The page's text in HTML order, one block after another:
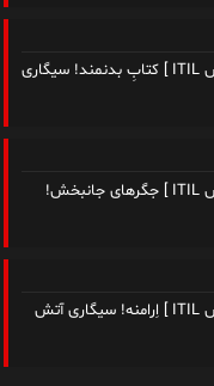
هادی احمدی (سروش): [ نویسنده، شاعر و مدرس ITIL ] کتابِ بدنمند! سیگاری
هادی احمدی (سروش): [ نویسنده، شاعر و مدرس ITIL ] جگرهای جانبخش!
هادی احمدی (سروش): [ نویسنده، شاعر و مدرس ITIL ] اِرامنه! سیگاری آتش